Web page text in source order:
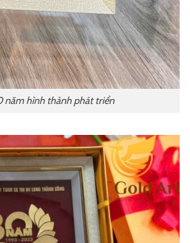
năm hình thành phát triển